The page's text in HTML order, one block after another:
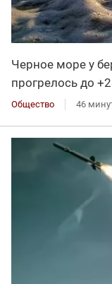
Черное море у
прогрелось до
Общество 46